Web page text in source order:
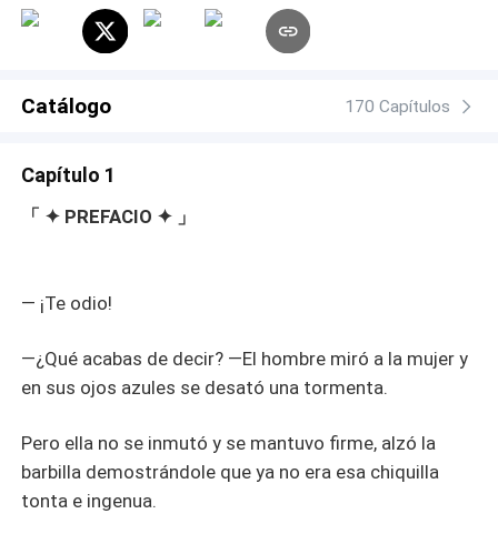
ahora es su esposa, traería luz a su oscuro mundo.
Sophia, marcada por años de sometimiento bajo la
a aceptar sin saber que detrás de su matrimonio se
más en el mundo cerrado de Santino, descubre que
detrás de la fachada del hombre implacable se esconde
un corazón herido, y capaz de amar.
Catálogo 170 Capítulos
Capítulo 1
「 ✦ PREFACIO ✦ 」
― ¡Te odio!
—¿Qué acabas de decir? —El hombre miró a la mujer y
en sus ojos azules se desató una tormenta.
Pero ella no se inmutó y se mantuvo firme, alzó la
barbilla demostrándole que ya no era esa chiquilla
tonta e ingenua.